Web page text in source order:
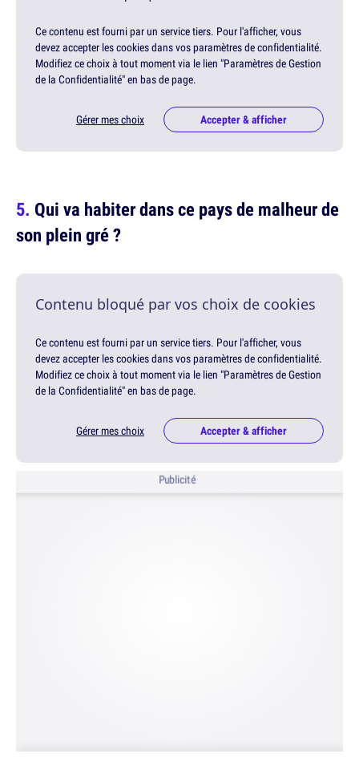
Ce contenu est fourni par un service tiers. Pour l'afficher, vous
devez accepter les cookies dans vos paramètres de confidentialité.
Modifiez ce choix à tout moment via le lien "Paramètres de Gestion
de la Confidentialité" en bas de page.
Gérer mes choix Accepter & afficher
Qui va habiter dans ce pays de malheur de
son plein gré ?
Contenu bloqué par vos choix de cookies
Ce contenu est fourni par un service tiers. Pour l'afficher, vous
devez accepter les cookies dans vos paramètres de confidentialité.
Modifiez ce choix à tout moment via le lien "Paramètres de Gestion
de la Confidentialité" en bas de page.
Gérer mes choix Accepter & afficher
Publicité